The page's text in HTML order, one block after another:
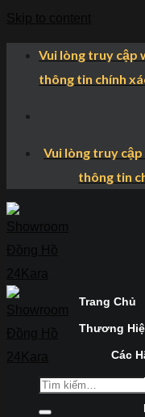
Vui lòng truy cập
thông tin chính
Vui lòng truy
thông tin
Trang Chủ
Thương
Các